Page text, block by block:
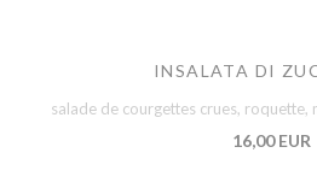
INSALATA DI
salade de courgettes crues, roquette,
16,00 EUR